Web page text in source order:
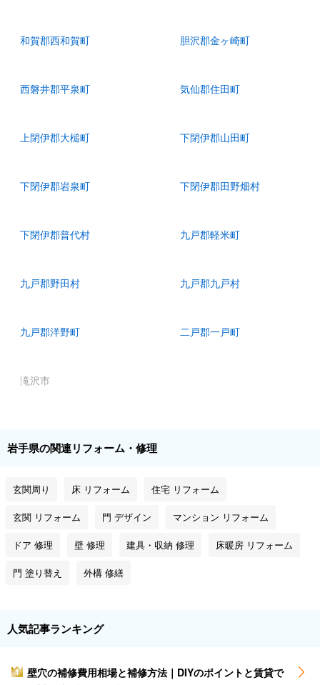
和賀郡西和賀町 胆沢郡金ヶ崎町
西磐井郡平泉町 気仙郡住田町
上閉伊郡大槌町 下閉伊郡山田町
下閉伊郡岩泉町 下閉伊郡田野畑村
下閉伊郡普代村 九戸郡軽米町
九戸郡野田村 九戸郡九戸村
九戸郡洋野町 二戸郡一戸町
滝沢市
岩手県の関連リフォーム・修理
玄関周り 床 リフォーム 住宅 リフォーム
玄関 リフォーム 門 デザイン マンション リフォーム
ドア 修理 壁 修理 建具・収納 修理 床暖房 リフォーム
門 塗り替え 外構 修繕
人気記事ランキング
1
壁穴の補修費用相場と補修方法｜DIYのポイントと賃貸で